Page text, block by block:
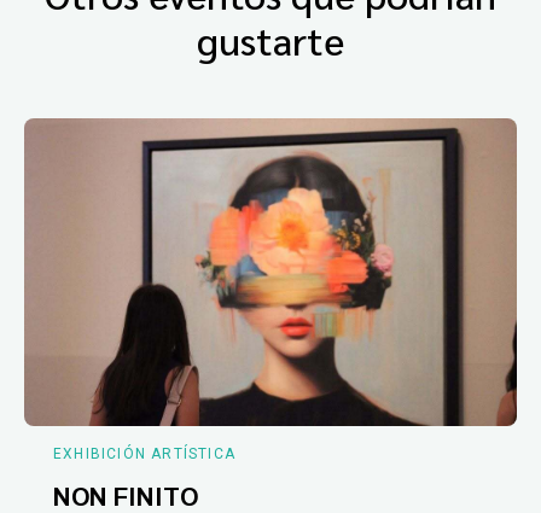
gustarte
EXHIBICIÓN ARTÍSTICA
NON FINITO